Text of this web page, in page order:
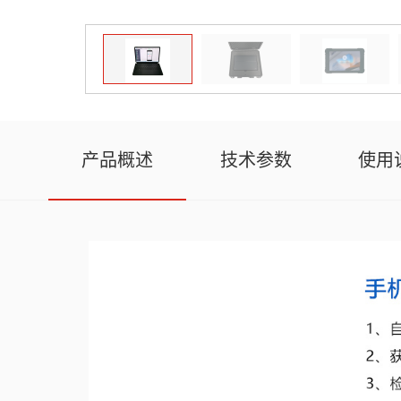
产品概述 技术参数 使用